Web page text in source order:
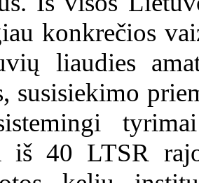
konkrečios
liaudies
susisiekimo
iš 40 LTSR